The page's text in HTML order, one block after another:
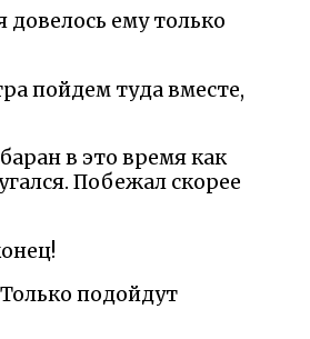
довелось ему только
пойдем туда вместе,
в это время как
Побежал скорее
подойдут